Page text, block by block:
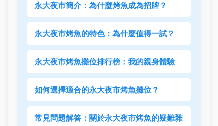
永大夜市簡介：為什麼烤魚成為招牌？
永大夜市烤魚的特色：為什麼值得一試？
永大夜市烤魚攤位排行榜：我的親身體驗
如何選擇適合的永大夜市烤魚攤位？
常見問題解答：關於永大夜市烤魚的疑難雜